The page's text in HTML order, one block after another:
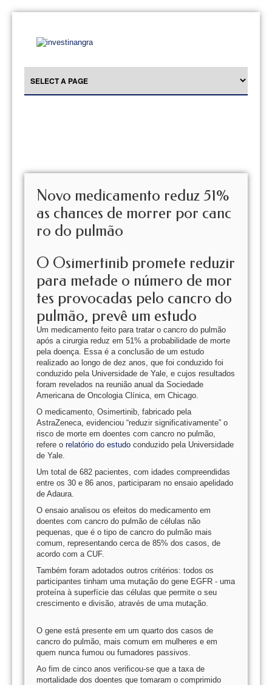
Novo medicamento reduz 51%
as chances de morrer por canc
ro do pulmão
O Osimertinib promete reduzir
para metade o número de mor
tes provocadas pelo cancro do
pulmão, prevê um estudo
Um medicamento feito para tratar o cancro do pulmão
após a cirurgia reduz em 51% a probabilidade de morte
pela doença. Essa é a conclusão de um estudo
realizado ao longo de dez anos, que foi conduzido foi
conduzido pela Universidade de Yale, e cujos resultados
foram revelados na reunião anual da Sociedade
Americana de Oncologia Clínica, em Chicago.
O medicamento, Osimertinib, fabricado pela
AstraZeneca, evidenciou “reduzir significativamente” o
risco de morte em doentes com cancro no pulmão,
refere o relatório do estudo conduzido pela Universidade
de Yale.
Um total de 682 pacientes, com idades compreendidas
entre os 30 e 86 anos, participaram no ensaio apelidado
de Adaura.
O ensaio analisou os efeitos do medicamento em
doentes com cancro do pulmão de células não
pequenas, que é o tipo de cancro do pulmão mais
comum, representando cerca de 85% dos casos, de
acordo com a CUF.
Também foram adotados outros critérios: todos os
participantes tinham uma mutação do gene EGFR - uma
proteína à superfície das células que permite o seu
crescimento e divisão, através de uma mutação.
O gene está presente em um quarto dos casos de
cancro do pulmão, mais comum em mulheres e em
quem nunca fumou ou fumadores passivos.
Ao fim de cinco anos verificou-se que a taxa de
mortalidade dos doentes que tomaram o comprimido